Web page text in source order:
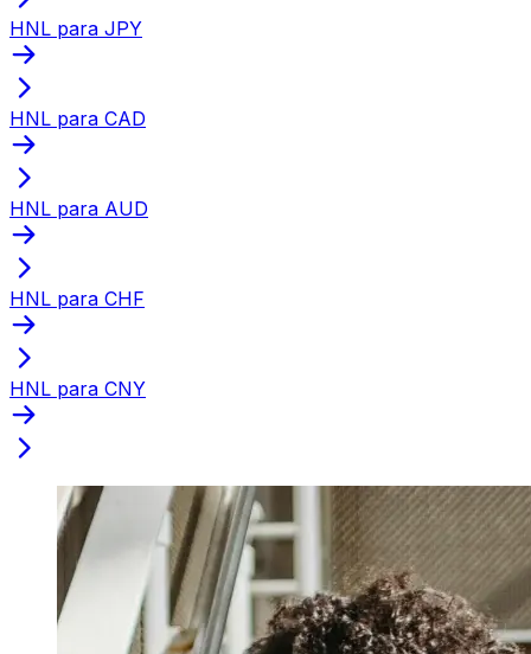
HNL para JPY
HNL para CAD
HNL para AUD
HNL para CHF
HNL para CNY